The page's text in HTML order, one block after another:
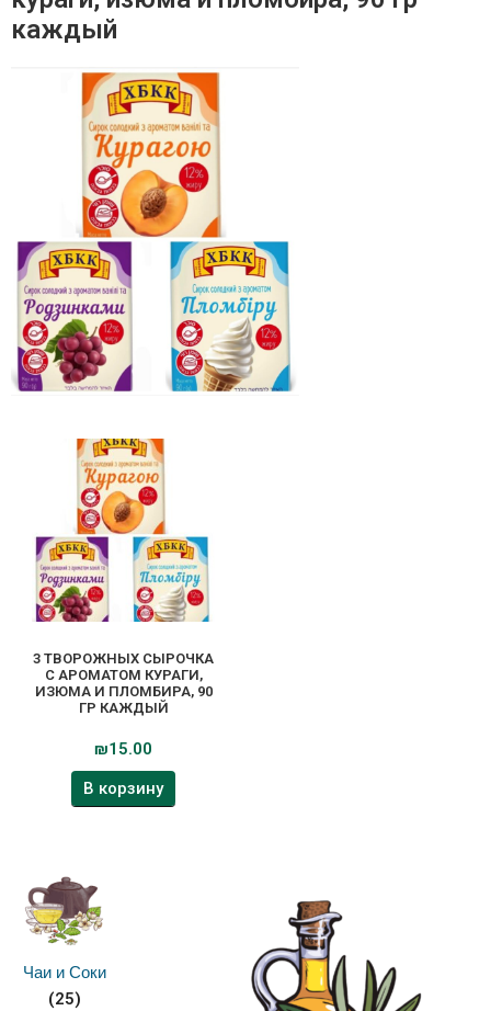
каждый
3 ТВОРОЖНЫХ СЫРОЧКА
С АРОМАТОМ КУРАГИ,
ИЗЮМА И ПЛОМБИРА, 90
ГР КАЖДЫЙ
₪15.00
В корзину
Чаи и Соки
(25)